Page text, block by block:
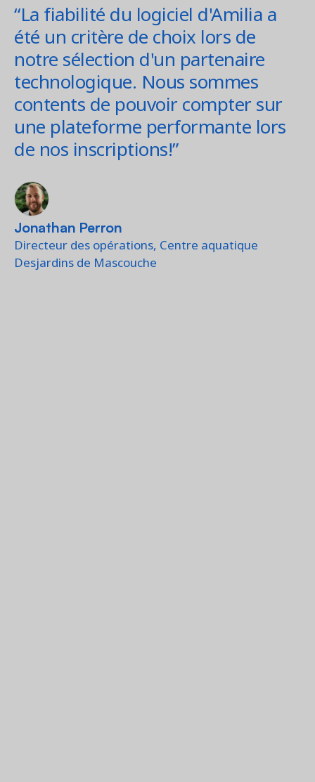
“La fiabilité du logiciel d'Amilia a
été un critère de choix lors de
notre sélection d'un partenaire
technologique. Nous sommes
contents de pouvoir compter sur
une plateforme performante lors
de nos inscriptions!”
Jonathan Perron
Directeur des opérations, Centre aquatique
Desjardins de Mascouche